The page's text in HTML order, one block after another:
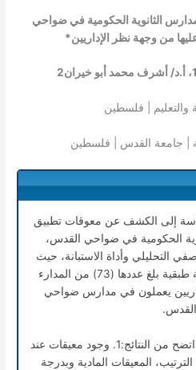
الثانوية الحكومية في ضواحي
من وجهة نظر الإداريين*
1، أ.د/ أشرف محمد أبو خيران2
والتعليم | فلسطين
| جامعة القدس | فلسطين
إلى الكشف عن معوقات تطبيق
الحكومية في ضواحي القدس،
التحليلي وأداة الاستبانة، حيث
تمّ تطبيقها على عينة مسحية طبقية بلغ عددها (73) من المدارء
يعملون في مدارس ضواحي
القدس.
وبعد إجراء التحليل الإحصائي اتضح من النتائج:1. وجود معيقات عند
المعيقات المادية وبدرجة